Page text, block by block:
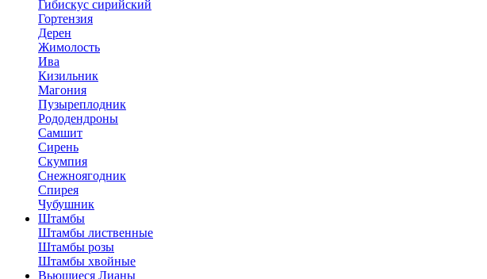
Гибискус сирийский
Гортензия
Дерен
Жимолость
Ива
Кизильник
Магония
Пузыреплодник
Рододендроны
Самшит
Сирень
Скумпия
Снежноягодник
Спирея
Чубушник
Штамбы
Штамбы лиственные
Штамбы розы
Штамбы хвойные
Вьющиеся Лианы